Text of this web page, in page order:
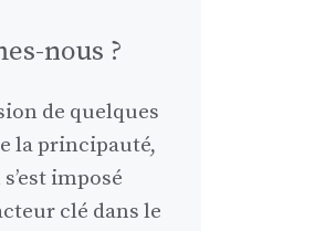
nous ?
de quelques
la principauté,
imposé
clé dans le